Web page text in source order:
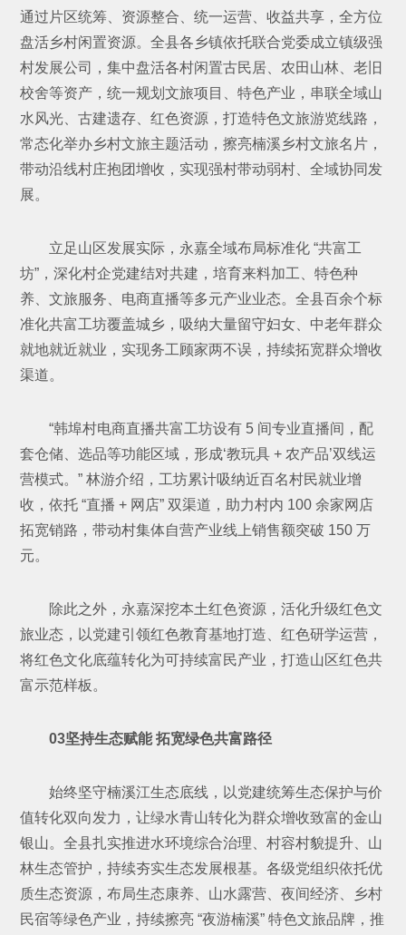
通过片区统筹、资源整合、统一运营、收益共享，全方位
盘活乡村闲置资源。全县各乡镇依托联合党委成立镇级强
村发展公司，集中盘活各村闲置古民居、农田山林、老旧
校舍等资产，统一规划文旅项目、特色产业，串联全域山
水风光、古建遗存、红色资源，打造特色文旅游览线路，
常态化举办乡村文旅主题活动，擦亮楠溪乡村文旅名片，
带动沿线村庄抱团增收，实现强村带动弱村、全域协同发
展。
立足山区发展实际，永嘉全域布局标准化 “共富工
坊”，深化村企党建结对共建，培育来料加工、特色种
养、文旅服务、电商直播等多元产业业态。全县百余个标
准化共富工坊覆盖城乡，吸纳大量留守妇女、中老年群众
就地就近就业，实现务工顾家两不误，持续拓宽群众增收
渠道。
“韩埠村电商直播共富工坊设有 5 间专业直播间，配
套仓储、选品等功能区域，形成‘教玩具 + 农产品’双线运
营模式。” 林游介绍，工坊累计吸纳近百名村民就业增
收，依托 “直播 + 网店” 双渠道，助力村内 100 余家网店
拓宽销路，带动村集体自营产业线上销售额突破 150 万
元。
除此之外，永嘉深挖本土红色资源，活化升级红色文
旅业态，以党建引领红色教育基地打造、红色研学运营，
将红色文化底蕴转化为可持续富民产业，打造山区红色共
富示范样板。
03坚持生态赋能 拓宽绿色共富路径
始终坚守楠溪江生态底线，以党建统筹生态保护与价
值转化双向发力，让绿水青山转化为群众增收致富的金山
银山。全县扎实推进水环境综合治理、村容村貌提升、山
林生态管护，持续夯实生态发展根基。各级党组织依托优
质生态资源，布局生态康养、山水露营、夜间经济、乡村
民宿等绿色产业，持续擦亮 “夜游楠溪” 特色文旅品牌，推